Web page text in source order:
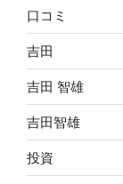
口コミ
吉田
吉田 智雄
吉田智雄
投資